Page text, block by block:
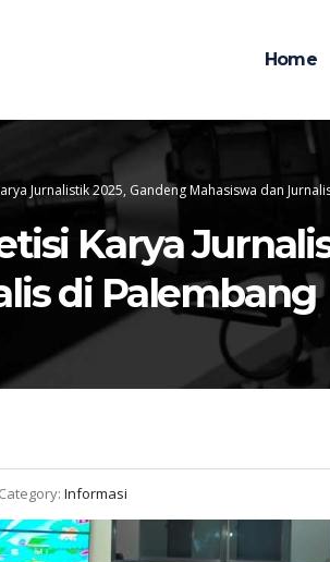
Home
Jurnalistik 2025, Gandeng Mahasiswa dan
Karya
di Palembang
Category: Informasi